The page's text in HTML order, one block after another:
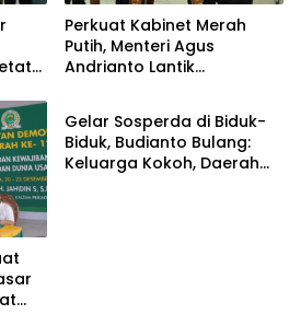
Perkuat Kabinet Merah
Putih, Menteri Agus
Andrianto Lantik
Advertorial
Gelar Sosperda di Biduk-
Biduk, Budianto Bulang:
Keluarga Kokoh, Daerah